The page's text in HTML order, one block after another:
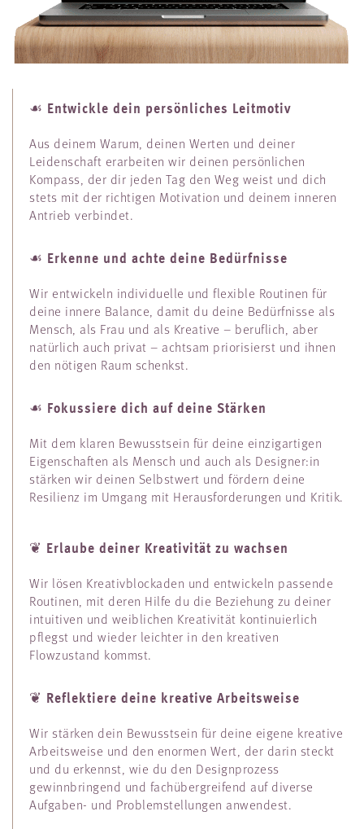
☙ Entwickle dein persönliches Leitmotiv
Aus deinem Warum, deinen Werten und deiner
Leidenschaft erarbeiten wir deinen persönlichen
Kompass, der dir jeden Tag den Weg weist und dich
stets mit der richtigen Motivation und deinem inneren
Antrieb verbindet.
☙ Erkenne und achte deine Bedürfnisse
Wir entwickeln individuelle und flexible Routinen für
deine innere Balance, damit du deine Bedürfnisse als
Mensch, als Frau und als Kreative – beruflich, aber
natürlich auch privat – achtsam priorisierst und ihnen
den nötigen Raum schenkst.
☙ Fokussiere dich auf deine Stärken
Mit dem klaren Bewusstsein für deine einzigartigen
Eigenschaften als Mensch und auch als Designer:in
stärken wir deinen Selbstwert und fördern deine
Resilienz im Umgang mit Herausforderungen und Kritik.
❦ Erlaube deiner Kreativität zu wachsen
Wir lösen Kreativblockaden und entwickeln passende
Routinen, mit deren Hilfe du die Beziehung zu deiner
intuitiven und weiblichen Kreativität kontinuierlich
pflegst und wieder leichter in den kreativen
Flowzustand kommst.
❦ Reflektiere deine kreative Arbeitsweise
Wir stärken dein Bewusstsein für deine eigene kreative
Arbeitsweise und den enormen Wert, der darin steckt
und du erkennst, wie du den Designprozess
gewinnbringend und fachübergreifend auf diverse
Aufgaben- und Problemstellungen anwendest.